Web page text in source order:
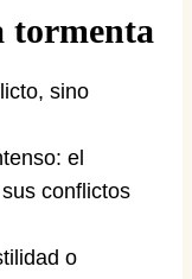
tormenta
sino
el
conflictos
o